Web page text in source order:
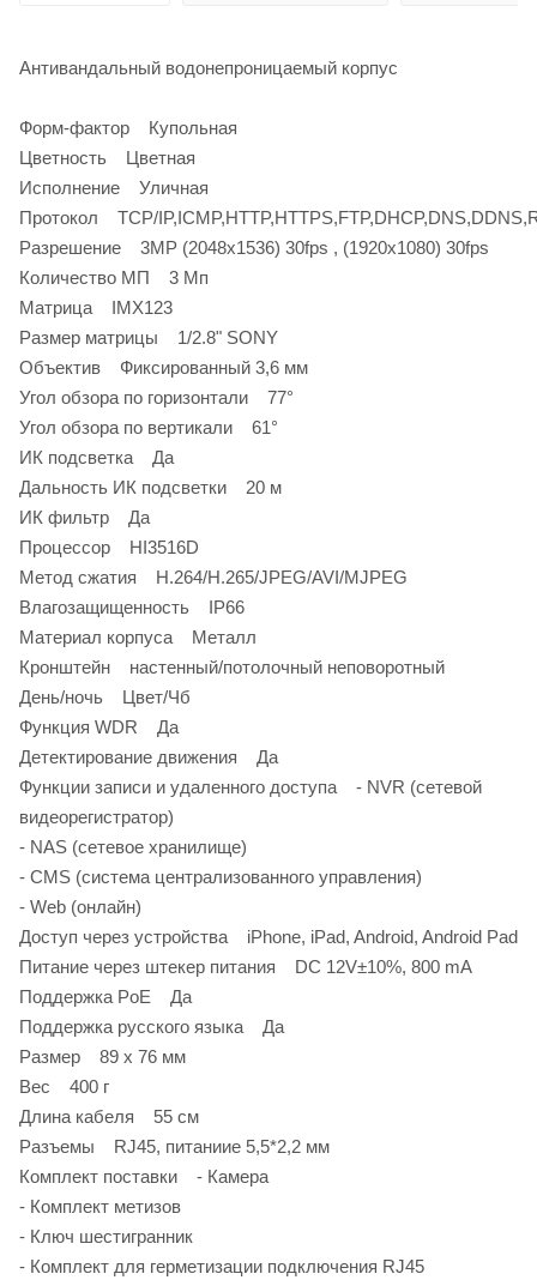
Антивандальный водонепроницаемый корпус
Форм-фактор Купольная
Цветность Цветная
Исполнение Уличная
Протокол TCP/
Разрешение 3MP (2048x1536) 30fps , (1920x1080) 30fps
Количество МП 3 Мп
Матрица IMX123
Размер матрицы 1/2.8" SONY
Объектив Фиксированный 3,6 мм
Угол обзора по горизонтали 77°
Угол обзора по вертикали 61°
ИК подсветка Да
Дальность ИК подсветки 20 м
ИК фильтр Да
Процессор HI3516D
Метод сжатия H.264/H.265/JPEG/AVI/MJPEG
Влагозащищенность IP66
Материал корпуса Металл
Кронштейн настенный/потолочный неповоротный
День/ночь Цвет/Чб
Функция WDR Да
Детектирование движения Да
Функции записи и удаленного доступа - NVR (сетевой
видеорегистратор)
- NAS (сетевое хранилище)
- CMS (система централизованного управления)
- Web (онлайн)
Доступ через устройства iPhone, iPad, Android, Android Pad
Питание через штекер питания DC 12V±10%, 800 mA
Поддержка PoE Да
Поддержка русского языка Да
Размер 89 х 76 мм
Вес 400 г
Длина кабеля 55 см
Разъемы RJ45, питаниие 5,5*2,2 мм
Комплект поставки - Камера
- Комплект метизов
- Ключ шестигранник
- Комплект для герметизации подключения RJ45